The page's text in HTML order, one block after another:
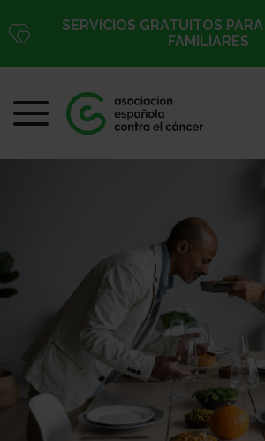
SERVICIOS GRATUITOS
FAMILIARES